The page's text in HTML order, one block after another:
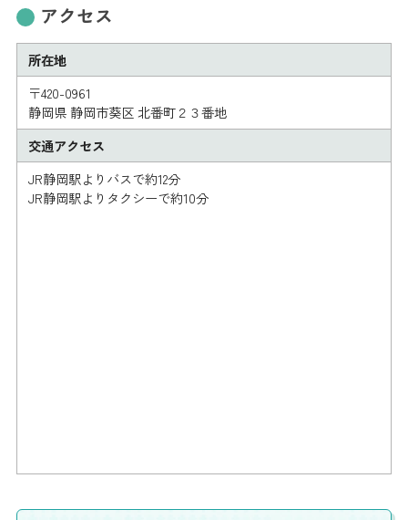
アクセス
所在地
〒420-0961
静岡県 静岡市葵区 北番町２３番地
交通アクセス
JR静岡駅よりバスで約12分
JR静岡駅よりタクシーで約10分